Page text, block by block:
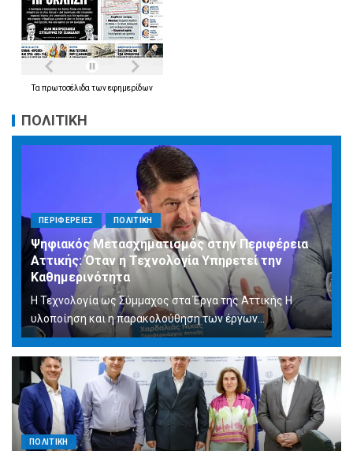
Τα πρωτοσέλιδα τωνεφημερίδων
ΠΟΛΙΤΙΚΗ
ΠΕΡΙΦΕΡΕΙΕΣ ΠΟΛΙΤΙΚΗ
Ψηφιακός Μετασχηματισμός στην Περιφέρεια
Αττικής: Όταν η Τεχνολογία Υπηρετεί την
Καθημερινότητα
Η Τεχνολογία ως Σύμμαχος στα Έργα της Αττικής Η
υλοποίηση και η παρακολούθηση των έργων...
ΠΟΛΙΤΙΚΗ